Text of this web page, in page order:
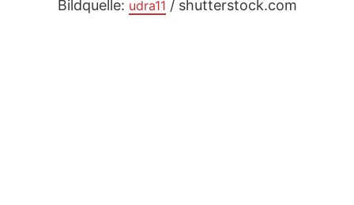
Bildquelle: udra11 / shutterstock.com